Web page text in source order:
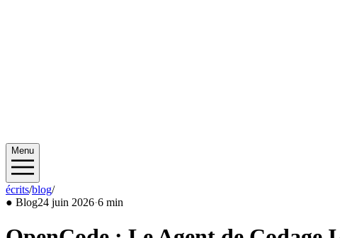
Menu
écrits/blog/2026/06
● Blog24 juin 2026·6 min